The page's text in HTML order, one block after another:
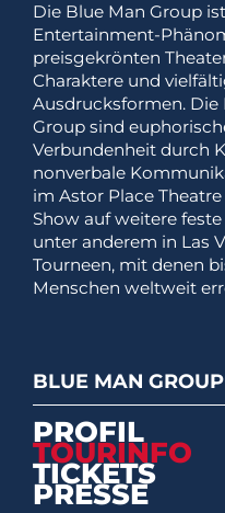
Die Blue Man Group
Entertainment-
preisgekrönten
Charaktere und
Ausdrucksformen. Die
Group sind
Verbundenheit durch
nonverbale
im Astor Place
Show auf weitere
unter anderem in Las
Tourneen, mit denen
Menschen weltweit
BLUE MAN GROUP
PROFIL
TOURINFO
TICKETS
PRESSE